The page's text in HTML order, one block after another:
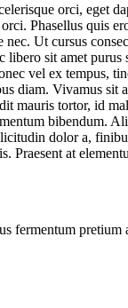
orci, eget
Phasellus quis
Ut cursus
sit amet purus
vel ex tempus,
diam. Vivamus sit
mauris tortor, id
bibendum.
dolor a,
at
fermentum pretium